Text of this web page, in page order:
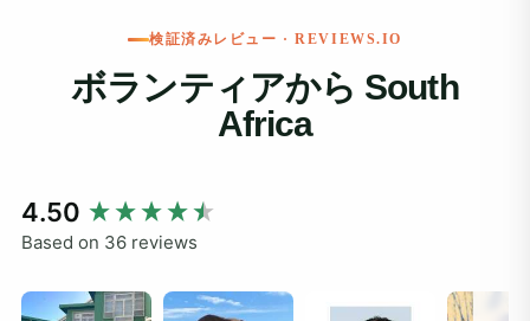
検証済みレビュー · REVIEWS.IO
ボランティアから South
Africa
4.50
Based on 36 reviews
New content loaded